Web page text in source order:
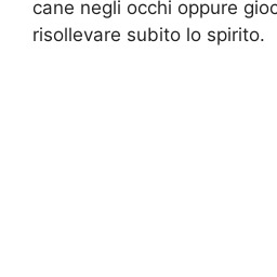
cane negli occhi oppure
risollevare subito lo spirito.